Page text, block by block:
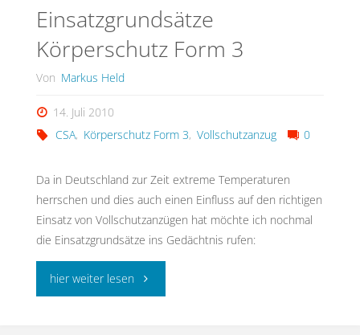
CBRN
Einsatz
zeitnah
und
patientenschonend?"
Einsatzgrundsätze
Körperschutz Form 3
Von Markus Held
14. Juli 2010
CSA, Körperschutz Form 3, Vollschutzanzug 0
Da in Deutschland zur Zeit extreme Temperaturen
herrschen und dies auch einen Einfluss auf den richtigen
Einsatz von Vollschutzanzügen hat möchte ich nochmal
die Einsatzgrundsätze ins Gedächtnis rufen:
hier weiter lesen"Einsatzgrundsätze